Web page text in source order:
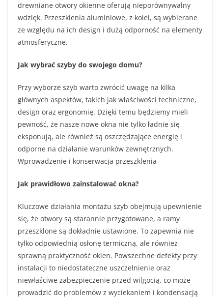
drewniane otwory okienne oferują nieporównywalny
wdzięk. Przeszklenia aluminiowe, z kolei, są wybierane
ze względu na ich design i dużą odporność na elementy
atmosferyczne.
Jak wybrać szyby do swojego domu?
Przy wyborze szyb warto zwrócić uwagę na kilka
głównych aspektów, takich jak właściwości techniczne,
design oraz ergonomię. Dzięki temu będziemy mieli
pewność, że nasze nowe okna nie tylko ładnie się
eksponują, ale również są oszczędzające energię i
odporne na działanie warunków zewnętrznych.
Wprowadzenie i konserwacja przeszklenia
Jak prawidłowo zainstalować okna?
Kluczowe działania montażu szyb obejmują upewnienie
się, że otwory są starannie przygotowane, a ramy
przeszklone są dokładnie ustawione. To zapewnia nie
tylko odpowiednią osłonę termiczną, ale również
sprawną praktyczność okien. Powszechne defekty przy
instalacji to niedostateczne uszczelnienie oraz
niewłaściwe zabezpieczenie przed wilgocią, co może
prowadzić do problemów z wyciekaniem i kondensacją